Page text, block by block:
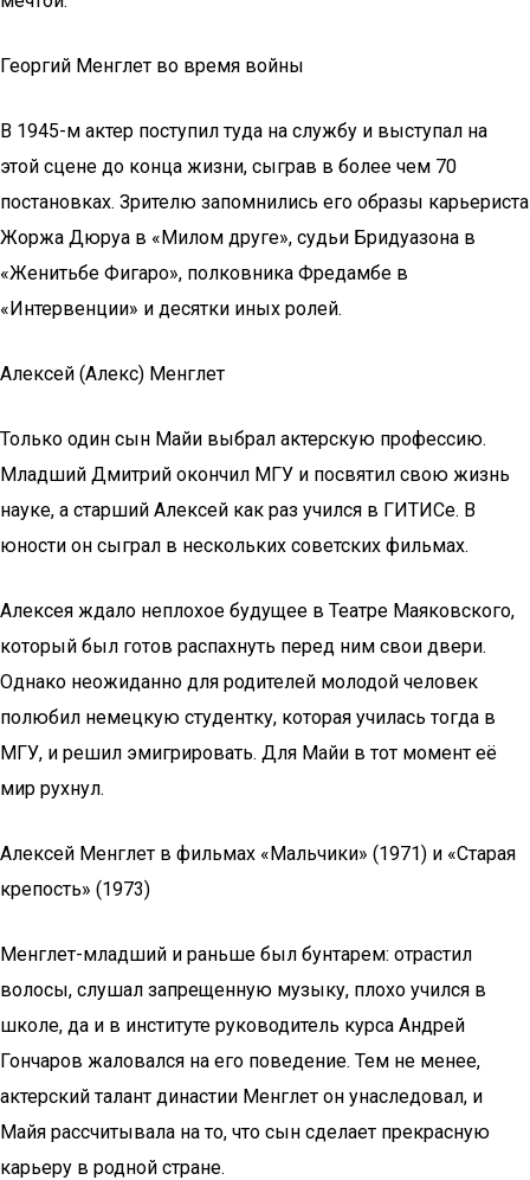
Георгий Менглет во время войны
В 1945-м актер поступил туда на службу и выступал на
этой сцене до конца жизни, сыграв в более чем 70
постановках. Зрителю запомнились его образы карьериста
Жоржа Дюруа в «Милом друге», судьи Бридуазона в
«Женитьбе Фигаро», полковника Фредамбе в
«Интервенции» и десятки иных ролей.
Алексей (Алекс) Менглет
Только один сын Майи выбрал актерскую профессию.
Младший Дмитрий окончил МГУ и посвятил свою жизнь
науке, а старший Алексей как раз учился в ГИТИСе. В
юности он сыграл в нескольких советских фильмах.
Алексея ждало неплохое будущее в Театре Маяковского,
который был готов распахнуть перед ним свои двери.
Однако неожиданно для родителей молодой человек
полюбил немецкую студентку, которая училась тогда в
МГУ, и решил эмигрировать. Для Майи в тот момент её
мир рухнул.
Алексей Менглет в фильмах «Мальчики» (1971) и «Старая
крепость» (1973)
Менглет-младший и раньше был бунтарем: отрастил
волосы, слушал запрещенную музыку, плохо учился в
школе, да и в институте руководитель курса Андрей
Гончаров жаловался на его поведение. Тем не менее,
актерский талант династии Менглет он унаследовал, и
Майя рассчитывала на то, что сын сделает прекрасную
карьеру в родной стране.